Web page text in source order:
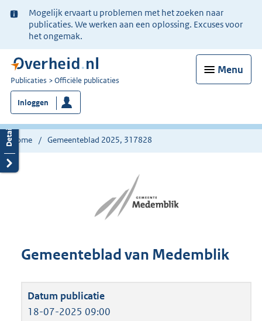
Ter
informatie:
Mogelijk ervaart u problemen met het zoeken naar
publicaties. We werken aan een oplossing. Excuses voor
het ongemak.
Menu
U
bent
nu
hier:
Publicaties Officiële publicaties
Inloggen
Home Gemeenteblad 2025, 317828
Gemeenteblad van Medemblik
18-07-2025 09:00